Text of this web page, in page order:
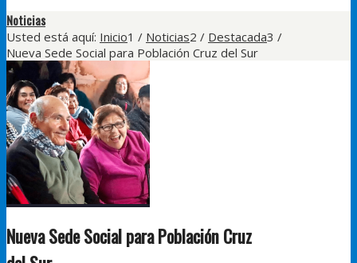
Noticias
Usted está aquí: Inicio1 / Noticias2 / Destacada3 /
Nueva Sede Social para Población Cruz del Sur
Nueva Sede Social para Población Cruz